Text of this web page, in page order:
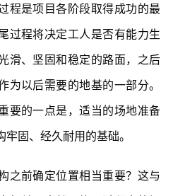
程是项目各阶段取得成功的最
过程将决定工人是否有能力生
滑、坚固和稳定的路面，之后
为以后需要的地基的一部分。
要的一点是，适当的场地准备
固、经久耐用的基础。
之前确定位置相当重要？这与